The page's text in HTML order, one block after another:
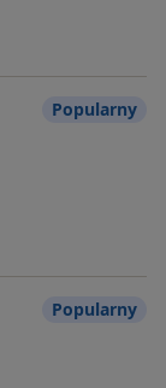
Popularny
Popularny